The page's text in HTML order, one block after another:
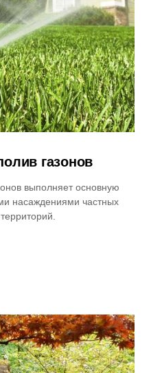
газонов
выполняет основную
насаждениями частных